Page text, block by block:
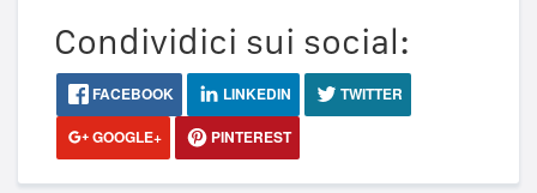
Condividici sui social:
FACEBOOK LINKEDIN
TWITTER
GOOGLE+
PINTEREST